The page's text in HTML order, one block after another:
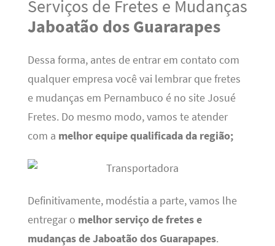
Serviços de Fretes e Mudanças
Jaboatão dos Guararapes
Dessa forma, antes de entrar em contato com
qualquer empresa você vai lembrar que fretes
e mudanças em Pernambuco é no site Josué
Fretes. Do mesmo modo, vamos te atender
com a melhor equipe qualificada da região;
Definitivamente, modéstia a parte, vamos lhe
entregar o melhor serviço de fretes e
mudanças de Jaboatão dos Guarapapes.